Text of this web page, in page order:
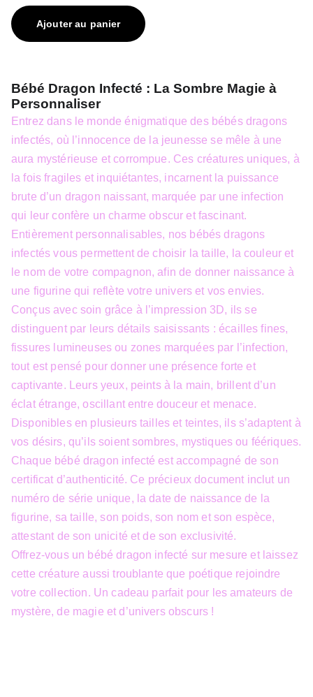
Ajouter au panier
Bébé Dragon Infecté : La Sombre Magie à
Personnaliser
Entrez dans le monde énigmatique des bébés dragons
infectés, où l’innocence de la jeunesse se mêle à une
aura mystérieuse et corrompue. Ces créatures uniques, à
la fois fragiles et inquiétantes, incarnent la puissance
brute d’un dragon naissant, marquée par une infection
qui leur confère un charme obscur et fascinant.
Entièrement personnalisables, nos bébés dragons
infectés vous permettent de choisir la taille, la couleur et
le nom de votre compagnon, afin de donner naissance à
une figurine qui reflète votre univers et vos envies.
Conçus avec soin grâce à l’impression 3D, ils se
distinguent par leurs détails saisissants : écailles fines,
fissures lumineuses ou zones marquées par l’infection,
tout est pensé pour donner une présence forte et
captivante. Leurs yeux, peints à la main, brillent d’un
éclat étrange, oscillant entre douceur et menace.
Disponibles en plusieurs tailles et teintes, ils s’adaptent à
vos désirs, qu’ils soient sombres, mystiques ou féériques.
Chaque bébé dragon infecté est accompagné de son
certificat d’authenticité. Ce précieux document inclut un
numéro de série unique, la date de naissance de la
figurine, sa taille, son poids, son nom et son espèce,
attestant de son unicité et de son exclusivité.
Offrez-vous un bébé dragon infecté sur mesure et laissez
cette créature aussi troublante que poétique rejoindre
votre collection. Un cadeau parfait pour les amateurs de
mystère, de magie et d’univers obscurs !